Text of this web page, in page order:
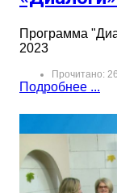
Программа
2023
Прочитано:
Подробнее ...